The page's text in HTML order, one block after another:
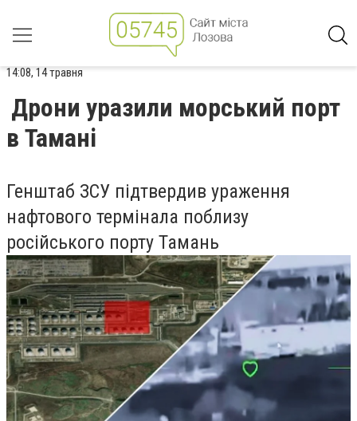
14:08, 14 травня
Дрони уразили морський порт
в Тамані
Генштаб ЗСУ підтвердив ураження
нафтового термінала поблизу
російського порту Тамань